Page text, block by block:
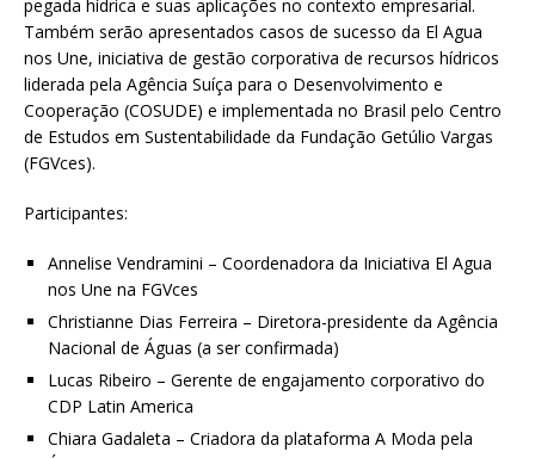
pegada hídrica e suas aplicações no contexto empresarial.
Também serão apresentados casos de sucesso da El Agua
nos Une, iniciativa de gestão corporativa de recursos hídricos
liderada pela Agência Suíça para o Desenvolvimento e
Cooperação (COSUDE) e implementada no Brasil pelo Centro
de Estudos em Sustentabilidade da Fundação Getúlio Vargas
(FGVces).
Participantes:
Annelise Vendramini – Coordenadora da Iniciativa El Agua
nos Une na FGVces
Christianne Dias Ferreira – Diretora-presidente da Agência
Nacional de Águas (a ser confirmada)
Lucas Ribeiro – Gerente de engajamento corporativo do
CDP Latin America
Chiara Gadaleta – Criadora da plataforma A Moda pela